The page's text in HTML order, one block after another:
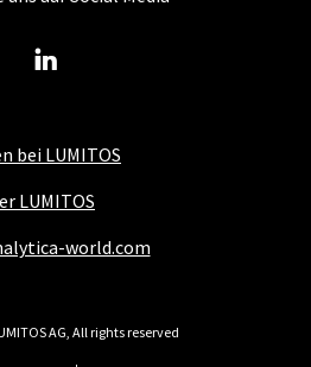
bei LUMITOS
LUMITOS
world.com
AG, All rights reserved